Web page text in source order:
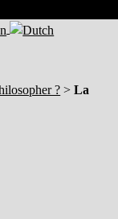
? >La